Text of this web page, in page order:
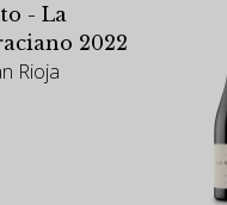
- La
2022
Rioja